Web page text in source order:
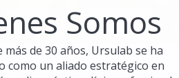
Somos
más de 30 años, Ursulab se ha
como un aliado estratégico en